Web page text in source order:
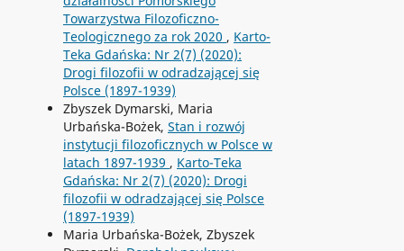
Towarzystwa Filozoficzno-
Teologicznego za rok 2020 , Karto-
Teka Gdańska: Nr 2(7) (2020):
Drogi filozofii w odradzającej się
Polsce (1897-1939)
Zbyszek Dymarski, Maria
Urbańska-Bożek, Stan i rozwój
instytucji filozoficznych w Polsce w
latach 1897-1939 , Karto-Teka
Gdańska: Nr 2(7) (2020): Drogi
filozofii w odradzającej się Polsce
(1897-1939)
Maria Urbańska-Bożek, Zbyszek